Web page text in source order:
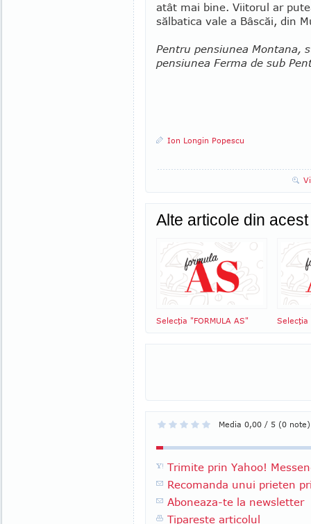
atât mai bine. Viitorul ar
sălbatica vale a Bâscăi, din
Pentru pensiunea
pensiunea Ferma de sub
Ion Longin Popescu
Alte articole din
Selecţia "FORMULA AS" Selecţia
Media 0,00 / 5 (0 note)
Trimite prin Yahoo!
Recomanda unui prieten
Aboneaza-te la newsletter
Tipareste articolul